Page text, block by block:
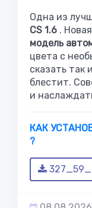
Одна из
CS 1.6 .
модель
цвета с
сказать так
блестит.
и
КАК
?